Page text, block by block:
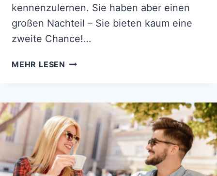
kennenzulernen. Sie haben aber einen
großen Nachteil – Sie bieten kaum eine
zweite Chance!…
MEHR LESEN DIE
FÜR
DIE
BESTE
INSTANT-
EROBERUNG